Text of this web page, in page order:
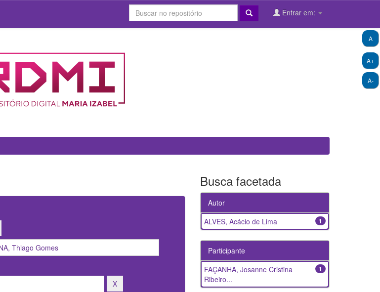
Entrar em:
A+
A-
A
Busca facetada
Autor
1
ALVES, Acácio de Lima
Participante
1
FAÇANHA, Josanne Cristina
Ribeiro...